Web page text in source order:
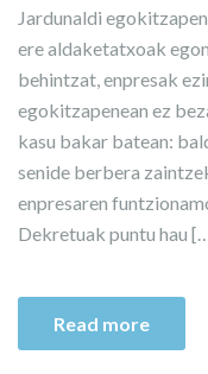
Jardunaldi
ere aldaketatxoak
behintzat, enpresak
egokitzapenean ez
kasu bakar batean:
senide berbera
enpresaren
Dekretuak puntu hau
Read more